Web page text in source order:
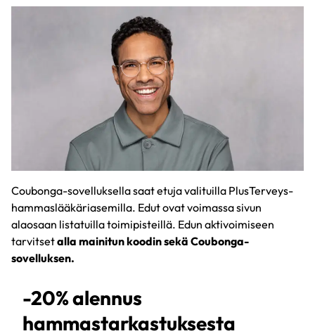
Coubonga-sovelluksella saat etuja valituilla PlusTerveys-
hammaslääkäriasemilla. Edut ovat voimassa sivun
alaosaan listatuilla toimipisteillä. Edun aktivoimiseen
tarvitsetalla mainitun koodin sekä Coubonga-
sovelluksen.
-20% alennus
hammastarkastuksesta